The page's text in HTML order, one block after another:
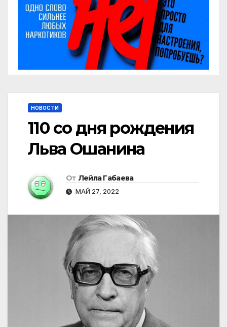
НОВОСТИ
110 со дня рождения
Льва Ошанина
От Лейла Габаева
МАЙ 27, 2022